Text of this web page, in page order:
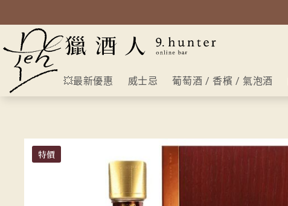
💥最新優惠 威士忌 葡萄酒 / 香檳 / 氣泡酒
特價